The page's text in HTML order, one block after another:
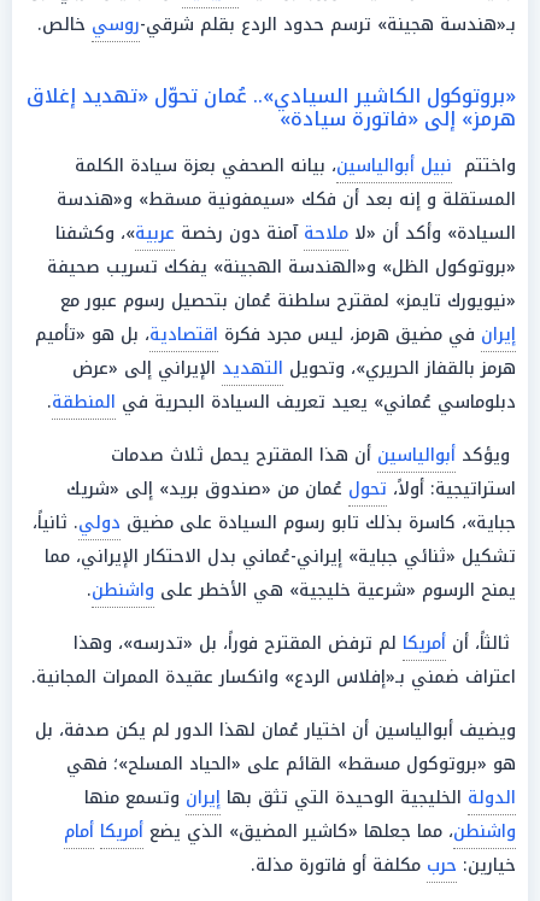
بـ«هندسة هجينة» ترسم حدود الردع بقلم شرقي-روسي خالص.
«بروتوكول الكاشير السيادي».. عُمان تحوّل «تهديد إغلاق
هرمز» إلى «فاتورة سيادة»
واختتم نبيل أبوالياسين، بيانه الصحفي بعزة سيادة الكلمة
المستقلة و إنه بعد أن فكك «سيمفونية مسقط» و«هندسة
السيادة» وأكد أن «لا ملاحةآمنة دون رخصة عربية»، وكشفنا
«بروتوكول الظل» و«الهندسة الهجينة» يفكك تسريب صحيفة
«نيويورك تايمز» لمقترح سلطنة عُمان بتحصيل رسوم عبور مع
إيران في مضيق هرمز، ليس مجرد فكرة اقتصادية، بل هو «تأميم
هرمز بالقفاز الحريري»، وتحويل التهديد الإيراني إلى «عرض
دبلوماسي عُماني» يعيد تعريف السيادة البحرية في المنطقة.
ويؤكد أبوالياسين أن هذا المقترح يحمل ثلاث صدمات
استراتيجية: أولاً، تحول عُمان من «صندوق بريد» إلى «شريك
جباية»، كاسرة بذلك تابو رسوم السيادة على مضيق دولي. ثانياً،
تشكيل «ثنائي جباية» إيراني-عُماني بدل الاحتكار الإيراني، مما
يمنح الرسوم «شرعية خليجية» هي الأخطر على واشنطن.
ثالثاً، أن أمريكا لم ترفض المقترح فوراً، بل «تدرسه»، وهذا
اعتراف ضمني بـ«إفلاس الردع» وانكسار عقيدة الممرات المجانية.
ويضيف أبوالياسين أن اختيار عُمان لهذا الدور لم يكن صدفة، بل
هو «بروتوكول مسقط» القائم على «الحياد المسلح»؛ فهي
الدولة الخليجية الوحيدة التي تثق بها إيران وتسمع منها
واشنطن، مما جعلها «كاشير المضيق» الذي يضعأمريكا أمام
خيارين: حرب مكلفة أو فاتورة مذلة.